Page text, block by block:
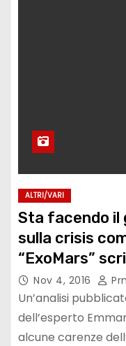
ALTRI/VARI
Sta facendo il
sulla crisis
“ExoMars”
Macaluso
Nov 4, 2016
Un’analisi
dell’esperto
alcune carenze